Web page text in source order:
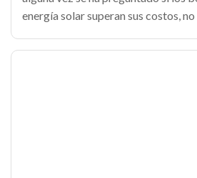
energía solar superan sus costos, no